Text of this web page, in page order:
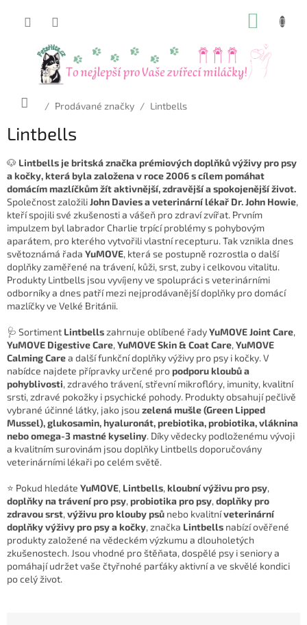
Domů
/ Prodávané značky / Lintbells
Lintbells
🐶 Lintbells je britská značka prémiových doplňků výživy pro psy
a kočky, která byla založena v roce 2006 s cílem pomáhat
domácím mazlíčkům žít aktivnější, zdravější a spokojenější život.
Společnost založiliJohn Davies a veterinární lékař Dr. John Howie,
kteří spojili své zkušenosti a vášeň pro zdraví zvířat. Prvním
impulzem byl labrador Charlie trpící problémy s pohybovým
aparátem, pro kterého vytvořili vlastní recepturu. Tak vznikla dnes
světoznámá řada YuMOVE, která se postupně rozrostla o další
doplňky zaměřené na trávení, kůži, srst, zuby i celkovou vitalitu.
Produkty Lintbells jsou vyvíjeny ve spolupráci s veterinárními
odborníky a dnes patří mezi nejprodávanější doplňky pro domácí
mazlíčky ve Velké Británii.
🩺 Sortiment Lintbellszahrnuje oblíbené řadyYuMOVE Joint Care,
YuMOVE Digestive Care, YuMOVE Skin & Coat Care, YuMOVE
Calming Carea další funkční doplňky výživy pro psy i kočky. V
nabídce najdete přípravky určené propodporu kloubů a
pohyblivosti, zdravého trávení, střevní mikroflóry, imunity, kvalitní
srsti, zdravé pokožky i psychické pohody. Produkty obsahují pečlivě
vybrané účinné látky, jako jsou zelená mušle (Green Lipped
Mussel), glukosamin, hyaluronát, prebiotika, probiotika, vláknina
nebo omega-3 mastné kyseliny. Díky vědecky podloženému vývoji
a kvalitním surovinám jsou doplňky Lintbells doporučovány
veterinárními lékaři po celém světě.
⭐ Pokud hledáte YuMOVE, Lintbells, kloubní výživu pro psy,
doplňky na trávení pro psy, probiotika pro psy, doplňky pro
zdravou srst, výživu pro klouby psů nebo kvalitníveterinární
doplňky výživy pro psy a kočky, značka Lintbells nabízí ověřené
produkty založené na vědeckém výzkumu a dlouholetých
zkušenostech. Jsou vhodné pro štěňata, dospělé psy i seniory a
pomáhají udržet vaše čtyřnohé parťáky aktivní a ve skvělé kondici
po celý život.